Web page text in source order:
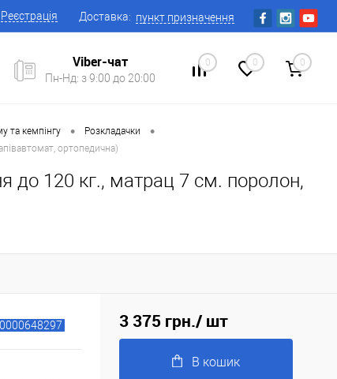
Реєстрація Доставка: пункт призначення
Viber-чат
Пн-Нд: з 9:00 до 20:00
0 0 0
та кемпінгу • Розкладачки •
ортопедична)
до 120 кг., матрац 7 см. поролон,
3 375 грн./ шт
В кошик